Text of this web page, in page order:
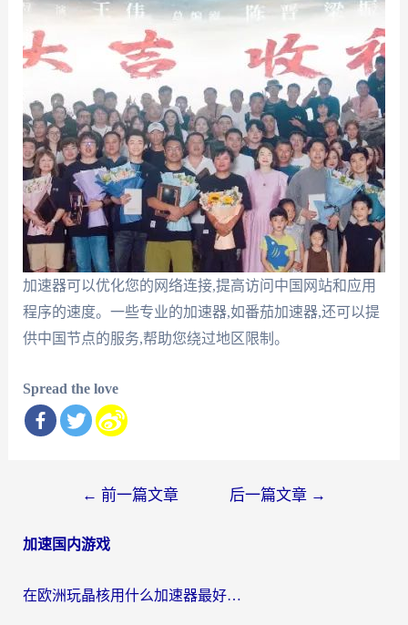
加速器可以优化您的网络连接,提高访问中国网站和应用
程序的速度。一些专业的加速器,如番茄加速器,还可以提
供中国节点的服务,帮助您绕过地区限制。
Spread the love
导
← 前一篇文章 后一篇文章 →
加速国内游戏
在欧洲玩晶核用什么加速器最好呢？一个老玩家的真心话